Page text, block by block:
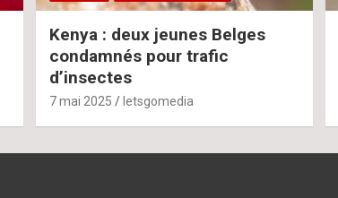
Kenya : deux jeunes Belges
condamnés pour trafic
d’insectes
7 mai 2025 letsgomedia